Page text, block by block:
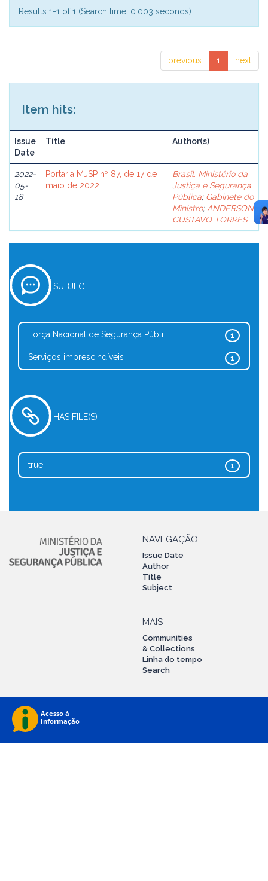
Results 1-1 of 1 (Search time: 0.003 seconds).
previous 1 next
Item hits:
Issue
Date
Title Author(s)
2022-
05-
18
Portaria MJSP nº 87, de 17 de
maio de 2022
Brasil. Ministério da
Justiça e Segurança
Pública; Gabinete do
Ministro; ANDERSON
GUSTAVO TORRES
SUBJECT
1
Força Nacional de Segurança Públi...
1
Serviços imprescindíveis
HAS FILE(S)
1
true
NAVEGAÇÃO
Issue Date
Author
Title
Subject
MAIS
Communities
& Collections
Linha do tempo
Search